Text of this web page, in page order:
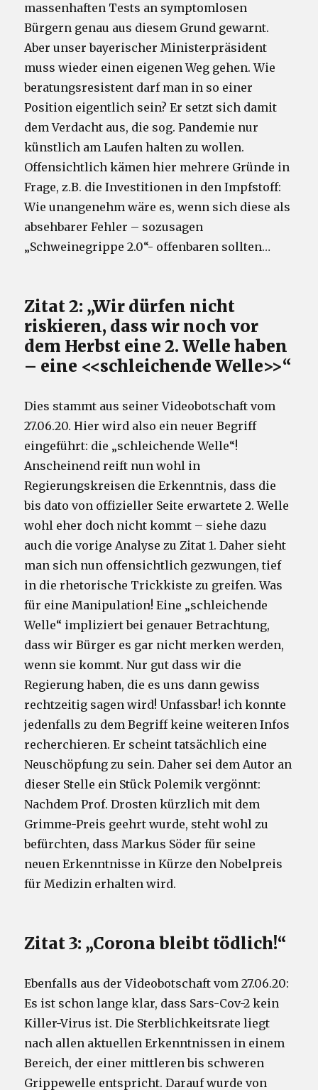
massenhaften Tests an symptomlosen
Bürgern genau aus diesem Grund gewarnt.
Aber unser bayerischer Ministerpräsident
muss wieder einen eigenen Weg gehen. Wie
beratungsresistent darf man in so einer
Position eigentlich sein? Er setzt sich damit
dem Verdacht aus, die sog. Pandemie nur
künstlich am Laufen halten zu wollen.
Offensichtlich kämen hier mehrere Gründe in
Frage, z.B. die Investitionen in den Impfstoff:
Wie unangenehm wäre es, wenn sich diese als
absehbarer Fehler – sozusagen
„Schweinegrippe 2.0“- offenbaren sollten…
Zitat 2: „Wir dürfen nicht
riskieren, dass wir noch vor
dem Herbst eine 2. Welle haben
– eine <<schleichende Welle>>“
Dies stammt aus seiner Videobotschaft vom
27.06.20. Hier wird also ein neuer Begriff
eingeführt: die „schleichende Welle“!
Anscheinend reift nun wohl in
Regierungskreisen die Erkenntnis, dass die
bis dato von offizieller Seite erwartete 2. Welle
wohl eher doch nicht kommt – siehe dazu
auch die vorige Analyse zu Zitat 1. Daher sieht
man sich nun offensichtlich gezwungen, tief
in die rhetorische Trickkiste zu greifen. Was
für eine Manipulation! Eine „schleichende
Welle“ impliziert bei genauer Betrachtung,
dass wir Bürger es gar nicht merken werden,
wenn sie kommt. Nur gut dass wir die
Regierung haben, die es uns dann gewiss
rechtzeitig sagen wird! Unfassbar! ich konnte
jedenfalls zu dem Begriff keine weiteren Infos
recherchieren. Er scheint tatsächlich eine
Neuschöpfung zu sein. Daher sei dem Autor an
dieser Stelle ein Stück Polemik vergönnt:
Nachdem Prof. Drosten kürzlich mit dem
Grimme-Preis geehrt wurde, steht wohl zu
befürchten, dass Markus Söder für seine
neuen Erkenntnisse in Kürze den Nobelpreis
für Medizin erhalten wird.
Zitat 3: „Corona bleibt tödlich!“
Ebenfalls aus der Videobotschaft vom 27.06.20:
Es ist schon lange klar, dass Sars-Cov-2 kein
Killer-Virus ist. Die Sterblichkeitsrate liegt
nach allen aktuellen Erkenntnissen in einem
Bereich, der einer mittleren bis schweren
Grippewelle entspricht. Darauf wurde von